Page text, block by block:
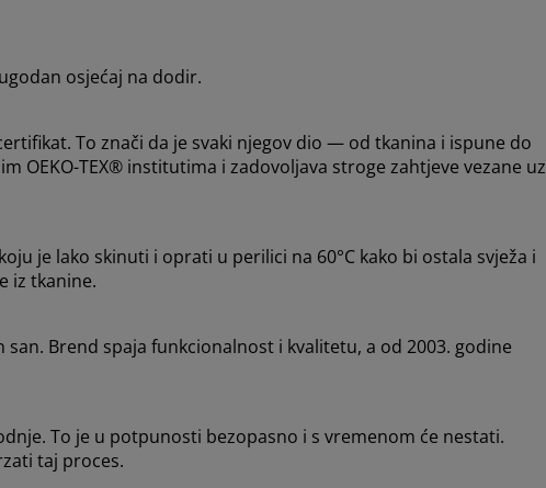
osjećaj na dodir.
To znači da je svaki njegov dio — od tkanina i ispune do
OEKO-TEX® institutima i zadovoljava stroge zahtjeve vezane uz
je lako skinuti i oprati u perilici na 60°C kako bi ostala svježa i
iz tkanine.
Brend spaja funkcionalnost i kvalitetu, a od 2003. godine
To je u potpunosti bezopasno i s vremenom će nestati.
taj proces.